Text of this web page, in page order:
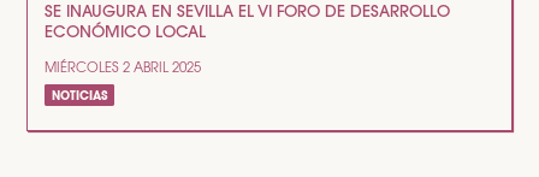
SE INAUGURA EN SEVILLA EL VI FORO DE DESARROLLO
ECONÓMICO LOCAL
MIÉRCOLES 2 ABRIL 2025
NOTICIAS